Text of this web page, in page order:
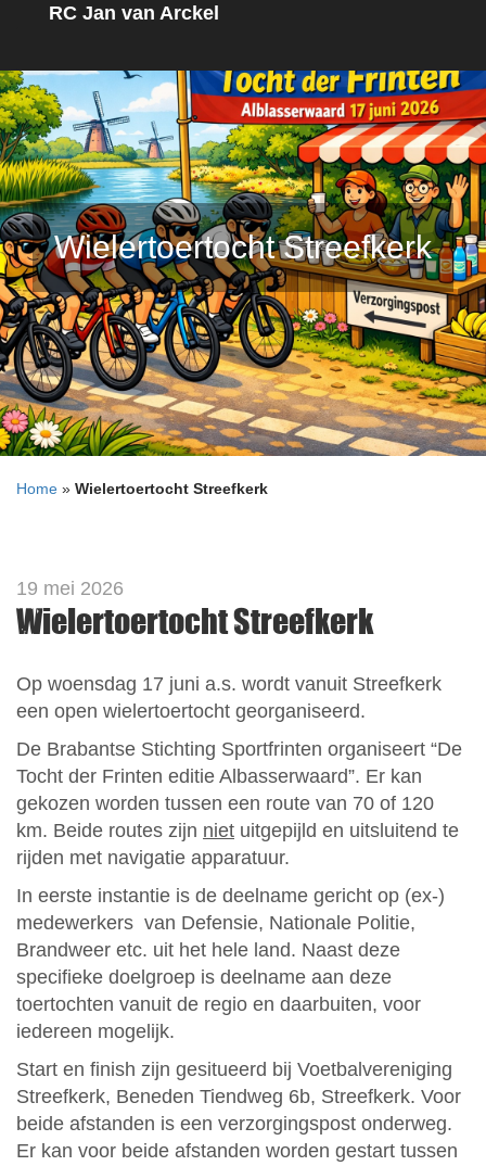
RC Jan van Arckel
Wielertoertocht Streefkerk
Home » Wielertoertocht Streefkerk
19 mei 2026
Wielertoertocht Streefkerk
Op woensdag 17 juni a.s. wordt vanuit Streefkerk
een open wielertoertocht georganiseerd.
De Brabantse Stichting Sportfrinten organiseert “De
Tocht der Frinten editie Albasserwaard”. Er kan
gekozen worden tussen een route van 70 of 120
km. Beide routes zijn niet uitgepijld en uitsluitend te
rijden met navigatie apparatuur.
In eerste instantie is de deelname gericht op (ex-)
medewerkers van Defensie, Nationale Politie,
Brandweer etc. uit het hele land. Naast deze
specifieke doelgroep is deelname aan deze
toertochten vanuit de regio en daarbuiten, voor
iedereen mogelijk.
Start en finish zijn gesitueerd bij Voetbalvereniging
Streefkerk, Beneden Tiendweg 6b, Streefkerk. Voor
beide afstanden is een verzorgingspost onderweg.
Er kan voor beide afstanden worden gestart tussen